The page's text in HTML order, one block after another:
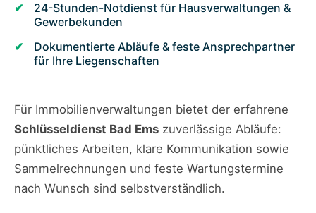
24-Stunden-Notdienst für Hausverwaltungen &
Gewerbekunden
Dokumentierte Abläufe & feste Ansprechpartner
für Ihre Liegenschaften
Für Immobilienverwaltungen bietet der erfahrene
Schlüsseldienst Bad Ems zuverlässige Abläufe:
pünktliches Arbeiten, klare Kommunikation sowie
Sammelrechnungen und feste Wartungstermine
nach Wunsch sind selbstverständlich.